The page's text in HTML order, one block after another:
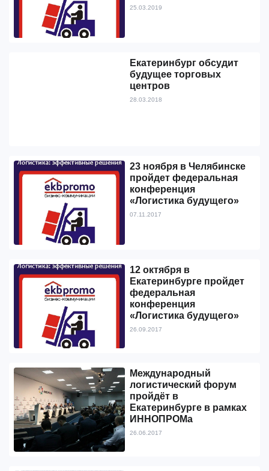
25.03.2019
Екатеринбург обсудит
будущее торговых
центров
28.03.2018
23 ноября в Челябинске
пройдет федеральная
конференция
«Логистика будущего»
07.11.2017
12 октября в
Екатеринбурге пройдет
федеральная
конференция
«Логистика будущего»
26.09.2017
Международный
логистический форум
пройдёт в
Екатеринбурге в рамках
ИННОПРОМа
26.06.2017